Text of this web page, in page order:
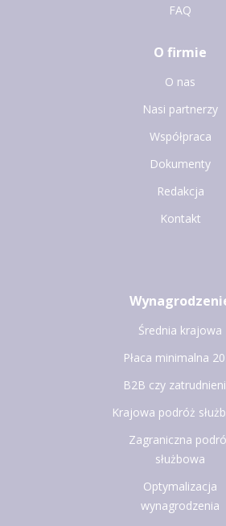
FAQ
O firmie
O nas
Nasi partnerzy
Współpraca
Dokumenty
Redakcja
Kontakt
Średnia krajowa
Płaca minimalna
B2B czy
Krajowa podróż
Zagraniczna
służbowa
Optymalizacja
wynagrodzenia